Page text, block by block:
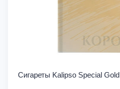
Сигареты Kalipso Special Gold